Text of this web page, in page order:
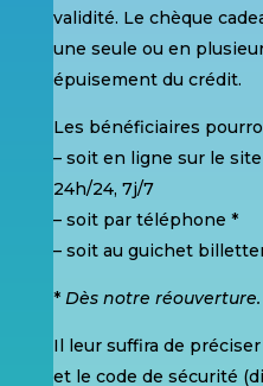
validité. Le chèque
une seule ou en
épuisement du crédit.
Les bénéficiaires
– soit en ligne sur le
24h/24, 7j/7
– soit par téléphone *
– soit au guichet
* Dès notre réouverture.
Il leur suffira de
et le code de sécurité